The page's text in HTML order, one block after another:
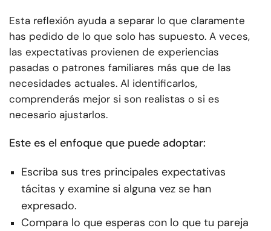
Esta reflexión ayuda a separar lo que claramente
has pedido de lo que solo has supuesto. A veces,
las expectativas provienen de experiencias
pasadas o patrones familiares más que de las
necesidades actuales. Al identificarlos,
comprenderás mejor si son realistas o si es
necesario ajustarlos.
Este es el enfoque que puede adoptar:
Escriba sus tres principales expectativas
tácitas y examine si alguna vez se han
expresado.
Compara lo que esperas con lo que tu pareja